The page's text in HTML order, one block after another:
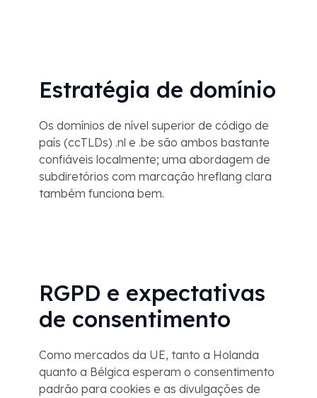
Estratégia de domínio
Os domínios de nível superior de código de
país (ccTLDs) .nl e .be são ambos bastante
confiáveis ​​localmente; uma abordagem de
subdiretórios com marcação hreflang clara
também funciona bem.
RGPD e expectativas
de consentimento
Como mercados da UE, tanto a Holanda
quanto a Bélgica esperam o consentimento
padrão para cookies e as divulgações de